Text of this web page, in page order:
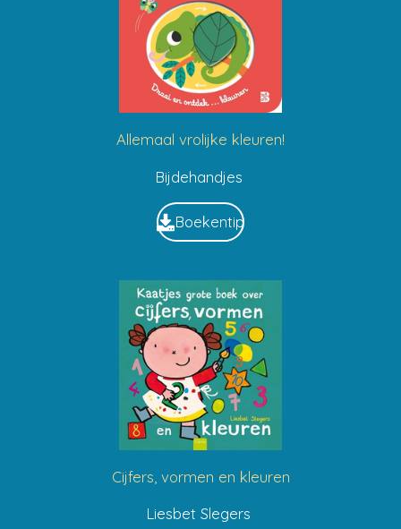
Allemaal vrolijke kleuren!
Bijdehandjes
Boekentip
Cijfers, vormen en kleuren
Liesbet Slegers